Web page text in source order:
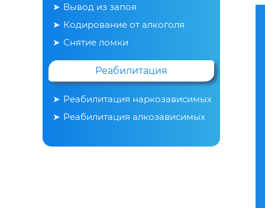
Вывод из запоя
Кодирование от алкоголя
Снятие ломки
Реабилитация
Реабилитация наркозависимых
Реабилитация алкозависимых